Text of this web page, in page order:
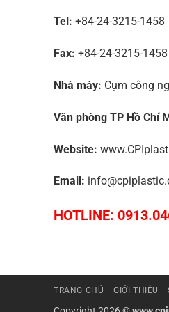
Tel: +84-24-3215-1458
Fax: +84-24-3215-1458
Nhà máy: Cụm công
Văn phòng TP Hồ Chí
Website:
Email:
HOTLINE:
TRANG CHỦ GIỚI THIỆU